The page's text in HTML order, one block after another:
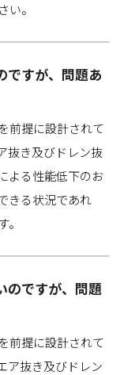
い。
ですが、問題あ
前提に設計されて
抜き及びドレン抜
よる性能低下のお
きる状況であれ
のですが、問題
前提に設計されて
ア抜き及びドレン